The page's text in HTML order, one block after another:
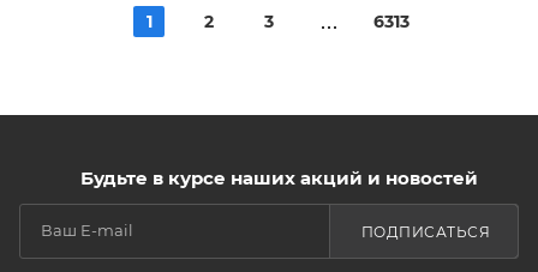
1 2 3 6313
Будьте в курсе наших акций и новостей
ПОДПИСАТЬСЯ